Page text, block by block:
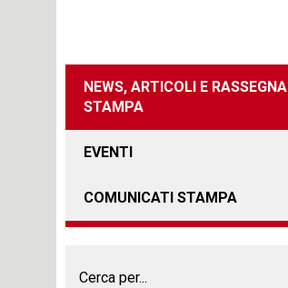
NEWS, ARTICOLI E RASSEGNA
STAMPA
EVENTI
COMUNICATI STAMPA
Cerca per...